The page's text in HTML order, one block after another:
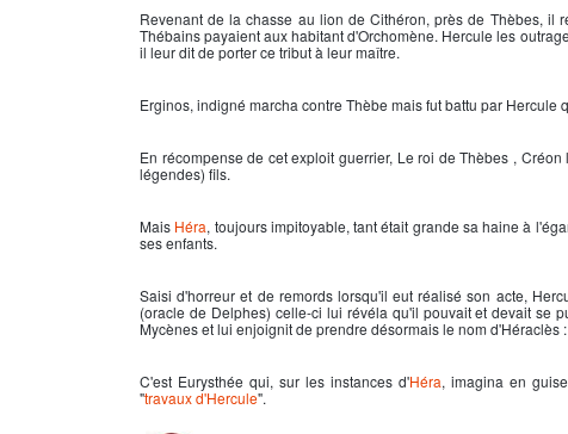
Revenant de la chasse au lion de Cithéron, près de Thèbes, il
Thébains payaient aux habitant d'Orchomène. Hercule les
il leur dit de porter ce tribut à leur maître.
Erginos, indigné marcha contre Thèbe mais fut battu par Hercule
En récompense de cet exploit guerrier, Le roi de Thèbes ,
légendes) fils.
Mais Héra, toujours impitoyable, tant était grande sa haine à
ses enfants.
Saisi d'horreur et de remords lorsqu'il eut réalisé son acte,
(oracle de Delphes) celle-ci lui révéla qu'il pouvait et devait se
Mycènes et lui enjoignit de prendre désormais le nom d'Héraclès :
C'est Eurysthée qui, sur les instances d'Héra, imagina en
"travaux d'Hercule".